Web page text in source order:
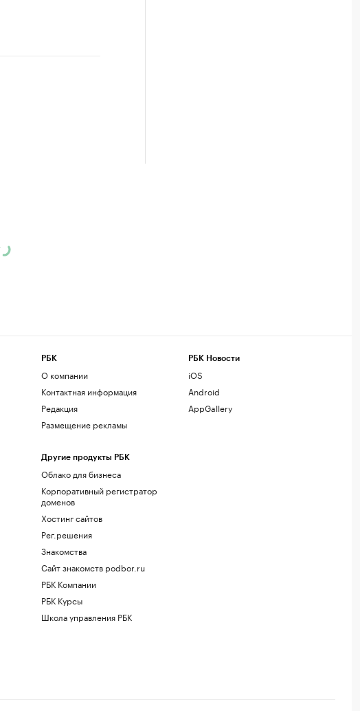
РБК
О компании
Контактная информация
Редакция
Размещение рекламы
Другие продукты РБК
Облако для бизнеса
Корпоративный регистратор
доменов
Хостинг сайтов
Рег.решения
Знакомства
Сайт знакомств podbor.ru
РБК Компании
РБК Курсы
Школа управления РБК
РБК Новости
iOS
Android
AppGallery